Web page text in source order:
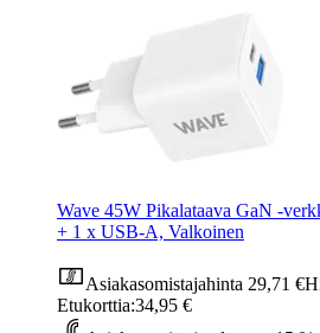
Wave 45W Pikalataava GaN -
+ 1 x USB-A, Valkoinen
Asiakasomistajahinta 29,71 €
Etukorttia:34,95 €